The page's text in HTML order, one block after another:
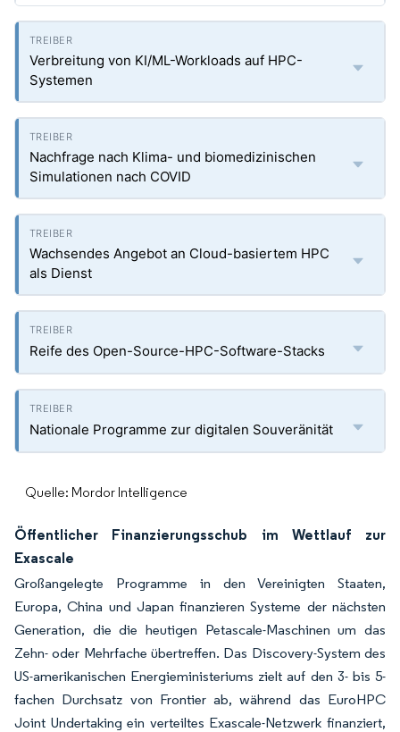
Verbreitung von KI/ML-Workloads auf HPC-
Systemen
Nachfrage nach Klima- und biomedizinischen
Simulationen nach COVID
Wachsendes Angebot an Cloud-basiertem HPC
als Dienst
Reife des Open-Source-HPC-Software-Stacks
Nationale Programme zur digitalen Souveränität
Quelle: Mordor Intelligence
Öffentlicher Finanzierungsschub im Wettlauf zur
Exascale
Großangelegte Programme in den Vereinigten Staaten,
Europa, China und Japan finanzieren Systeme der nächsten
Generation, die die heutigen Petascale-Maschinen um das
Zehn- oder Mehrfache übertreffen. Das Discovery-System des
US-amerikanischen Energieministeriums zielt auf den 3- bis 5-
fachen Durchsatz von Frontier ab, während das EuroHPC
Joint Undertaking ein verteiltes Exascale-Netzwerk finanziert,